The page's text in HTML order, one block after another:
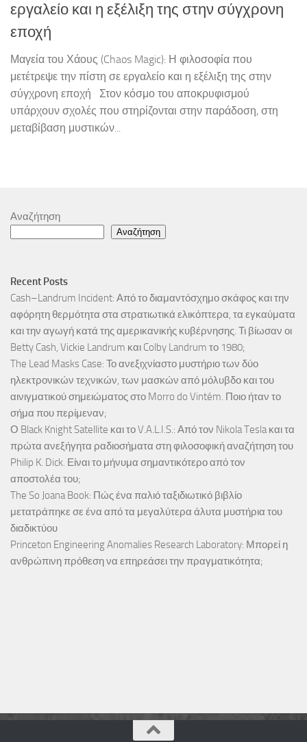
εργαλείο και η εξέλιξη της στην σύγχρονη
εποχή
Μαγεία του Χάους (Chaos Magic): Η φιλοσοφία που
μετέτρεψε την πίστη σε εργαλείο και η εξέλιξη της στην
σύγχρονη εποχή Στον κόσμο του αποκρυφισμού
υπάρχουν σχολές που στηρίζονται στην παράδοση, στη
μεταβίβαση μυστικών...
Αναζήτηση
Αναζήτηση
Recent Posts
Cash–Landrum Incident: Από το διαμαντόσχημο σκάφος και την
αφόρητη θερμότητα στα στρατιωτικά ελικόπτερα, τα εγκαύματα
και την αγωγή κατά της αμερικανικής κυβέρνησης. Τι βίωσαν οι
Betty Cash, Vickie Landrum και Colby Landrum το 1980;
The Lead Masks Case: Το ανεξιχνίαστο μυστήριο των δύο
ηλεκτρονικών τεχνικών, των μασκών από μόλυβδο και του
αινιγματικού σημειώματος στο Morro do Vintém. Ποιο ήταν το
σήμα που περίμεναν;
Ο Black Knight Satellite και το V.A.L.I.S.: Από τον Nikola Tesla και τα
πρώτα ανεξήγητα ραδιοσήματα στη φιλοσοφική αναζήτηση του
Philip K. Dick. Είναι το μήνυμα σημαντικότερο από τον
αποστολέα του;
The So Joana Book: Πώς ένα παλιό ταξιδιωτικό βιβλίο
μετατράπηκε σε ένα από τα μεγαλύτερα άλυτα μυστήρια του
διαδικτύου
Princeton Engineering Anomalies Research Laboratory: Μπορεί η
ανθρώπινη πρόθεση να επηρεάσει την πραγματικότητα;